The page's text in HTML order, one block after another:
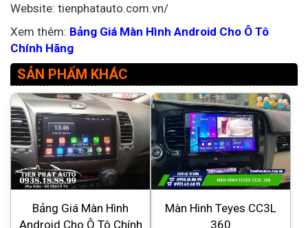
Website: tienphatauto.com.vn/
Xem thêm: Bảng Giá Màn Hình Android Cho Ô Tô
Chính Hãng
SẢN PHẨM KHÁC
Bảng Giá Màn Hình
Android Cho Ô Tô Chính
Màn Hình Teyes CC3L
360